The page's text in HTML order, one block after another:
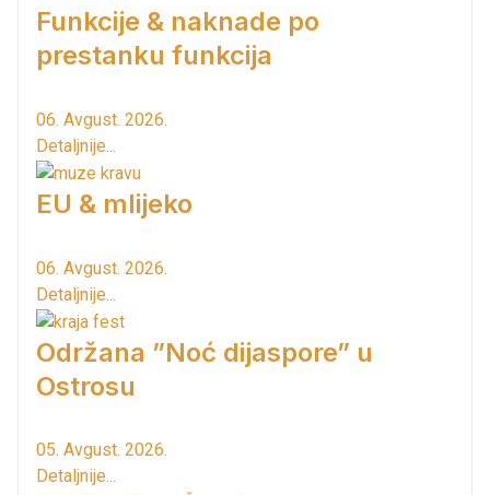
Funkcije & naknade po
prestanku funkcija
06. Avgust. 2026.
Detaljnije...
EU & mlijeko
06. Avgust. 2026.
Detaljnije...
Održana ”Noć dijaspore” u
Ostrosu
05. Avgust. 2026.
Detaljnije...